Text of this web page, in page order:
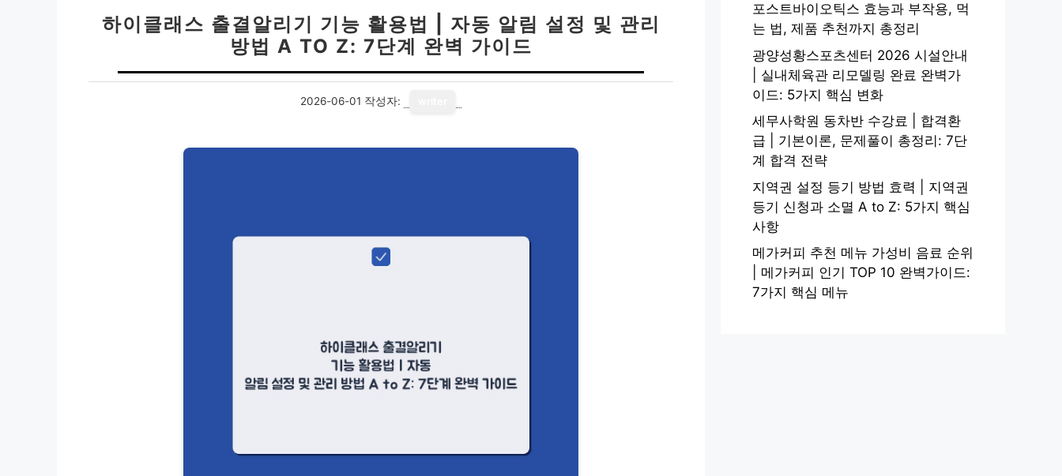
하이클래스 출결알리기 기능 활용법 | 자동 알림 설정 및 관리
방법 A TO Z: 7단계 완벽 가이드
2026-06-01 작성자:
포스트바이오틱스 효능과 부작용, 먹
는 법, 제품 추천까지 총정리
광양성황스포츠센터 2026 시설안내
| 실내체육관 리모델링 완료 완벽가
이드: 5가지 핵심 변화
세무사학원 동차반 수강료 | 합격환
급 | 기본이론, 문제풀이 총정리: 7단
계 합격 전략
지역권 설정 등기 방법 효력 | 지역권
등기 신청과 소멸 A to Z: 5가지 핵심
사항
메가커피 추천 메뉴 가성비 음료 순위
| 메가커피 인기 TOP 10 완벽가이드:
7가지 핵심 메뉴